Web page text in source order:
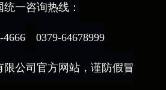
统一咨询热线：
4666 0379-64678999
限公司官方网站，谨防假冒